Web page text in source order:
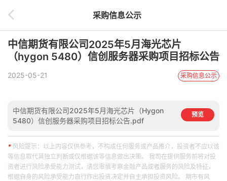
采购信息公示
中信期货有限公司2025年5月海光芯片
（hygon 5480）信创服务器采购项目招标公告
2025-05-21 采购信息公示
中信期货有限公司2025年5月海光芯片（Hygon
5480）信创服务器采购项目招标公告.pdf
预览
* 风险提示：以上内容仅供参考，不构成任何服务或产品推介，投资者不应以该
等信息取代其独立判断或仅根据该等信息做出决策。 我司在提供服务前将对投
资者进行风险承受能力测试，请您审慎考察金融产品或者服务的风险及特征，
根据自身的风险承受能力自行作出投资决定并自主承担投资风险。 期市有风